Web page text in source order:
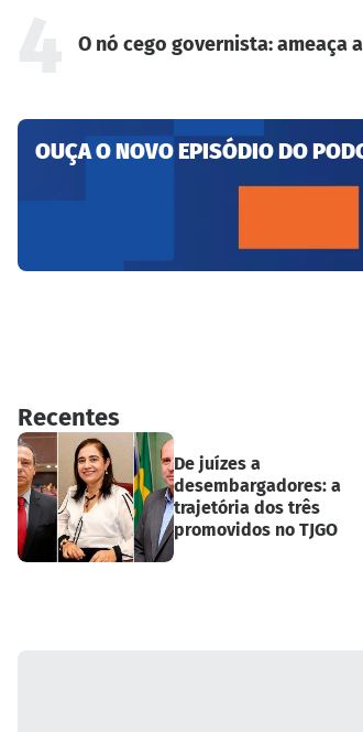
O nó cego governista: ameaça
OUÇA O NOVO EPISÓDIO DO
Recentes
De juízes a
desembargadores: a
trajetória dos três
promovidos no TJGO